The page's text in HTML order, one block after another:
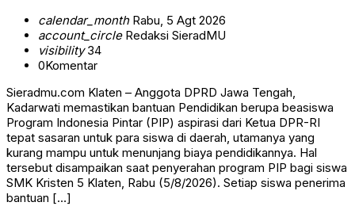
calendar_monthRabu, 5 Agt 2026
account_circleRedaksi SieradMU
visibility34
0Komentar
Sieradmu.com Klaten – Anggota DPRD Jawa Tengah,
Kadarwati memastikan bantuan Pendidikan berupa beasiswa
Program Indonesia Pintar (PIP) aspirasi dari Ketua DPR-RI
tepat sasaran untuk para siswa di daerah, utamanya yang
kurang mampu untuk menunjang biaya pendidikannya. Hal
tersebut disampaikan saat penyerahan program PIP bagi siswa
SMK Kristen 5 Klaten, Rabu (5/8/2026). Setiap siswa penerima
bantuan […]